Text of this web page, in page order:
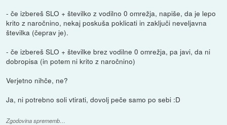
- če izbereš SLO + številko z vodilno 0 omrežja, napiše, da je lepo
krito z naročnino, nekaj poskuša poklicati in zaključi neveljavna
številka (čeprav je).
- če izbereš SLO + številke brez vodilne 0 omrežja, pa javi, da ni
dobropisa (in potem ni krito z naročnino)
Verjetno nihče, ne?
Ja, ni potrebno soli vtirati, dovolj peče samo po sebi :D
Zgodovina sprememb…